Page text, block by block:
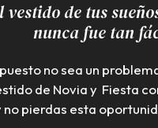
de tus
nunca fue tan
no sea un
de Novia y Fiesta
no pierdas esta